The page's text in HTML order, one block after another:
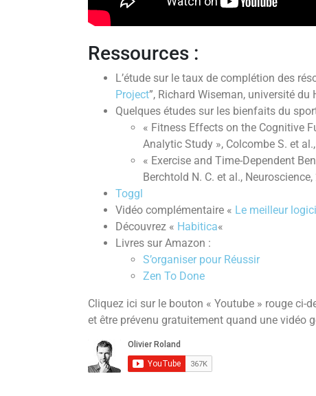
Ressources :
L’étude sur le taux de complétion des
Project”, Richard Wiseman, université du
Quelques études sur les bienfaits du
« Fitness Effects on the Cognitive
Analytic Study », Colcombe S. et
« Exercise and Time-Dependent
Berchtold N. C. et al., Neuroscience,
Toggl
Vidéo complémentaire « Le meilleur
Découvrez « Habitica«
Livres sur Amazon :
S’organiser pour Réussir
Zen To Done
Cliquez ici sur le bouton « Youtube » rouge ci-
et être prévenu gratuitement quand une vidéo